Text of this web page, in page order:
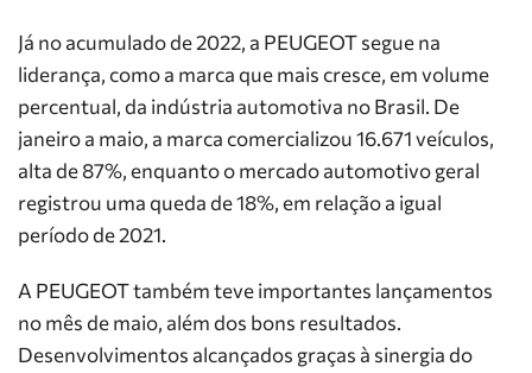
Já no acumulado de 2022, a PEUGEOT segue na
liderança, como a marca que mais cresce, em volume
percentual, da indústria automotiva no Brasil. De
janeiro a maio, a marca comercializou 16.671 veículos,
alta de 87%, enquanto o mercado automotivo geral
registrou uma queda de 18%, em relação a igual
período de 2021.
A PEUGEOT também teve importantes lançamentos
no mês de maio, além dos bons resultados.
Desenvolvimentos alcançados graças à sinergia do